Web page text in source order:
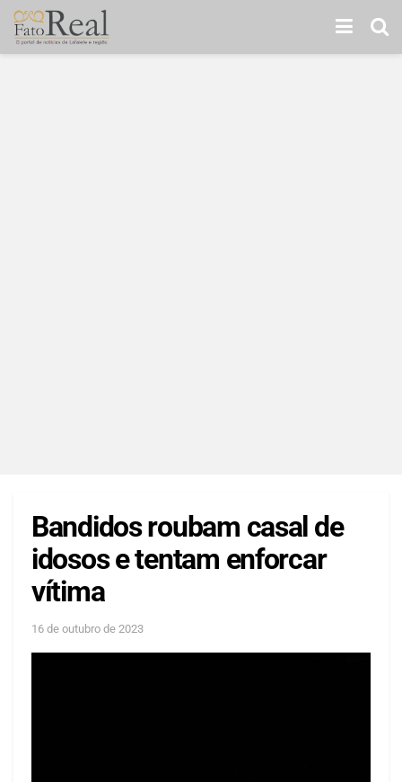
Bandidos roubam casal de
idosos e tentam enforcar
vítima
16 de outubro de 2023